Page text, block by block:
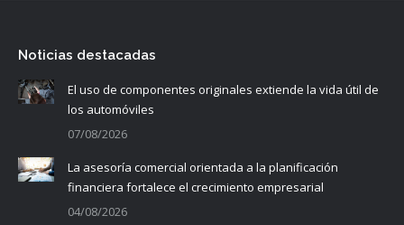
Noticias destacadas
El uso de componentes originales extiende la vida útil de
los automóviles
07/08/2026
La asesoría comercial orientada a la planificación
financiera fortalece el crecimiento empresarial
04/08/2026